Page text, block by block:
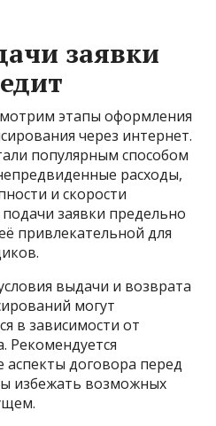
заявки
этапы оформления
через интернет.
популярным способом
расходы,
и скорости
заявки предельно
привлекательной для
выдачи и возврата
могут
в зависимости от
Рекомендуется
аспекты договора перед
избежать возможных